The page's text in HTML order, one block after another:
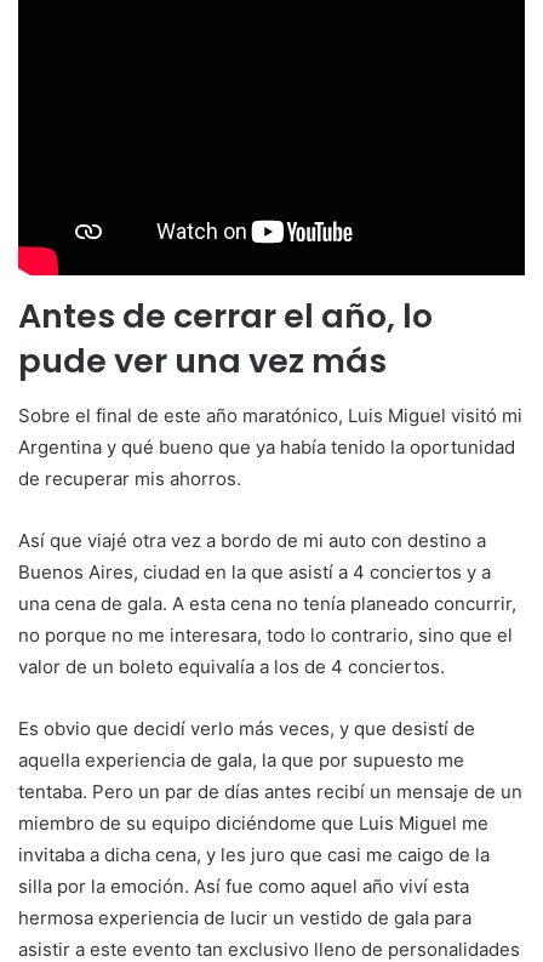
Antes de cerrar el año, lo
pude ver una vez más
Sobre el final de este año maratónico, Luis Miguel visitó mi
Argentina y qué bueno que ya había tenido la oportunidad
de recuperar mis ahorros.
Así que viajé otra vez a bordo de mi auto con destino a
Buenos Aires, ciudad en la que asistí a 4 conciertos y a
una cena de gala. A esta cena no tenía planeado concurrir,
no porque no me interesara, todo lo contrario, sino que el
valor de un boleto equivalía a los de 4 conciertos.
Es obvio que decidí verlo más veces, y que desistí de
aquella experiencia de gala, la que por supuesto me
tentaba. Pero un par de días antes recibí un mensaje de un
miembro de su equipo diciéndome que Luis Miguel me
invitaba a dicha cena, y les juro que casi me caigo de la
silla por la emoción. Así fue como aquel año viví esta
hermosa experiencia de lucir un vestido de gala para
asistir a este evento tan exclusivo lleno de personalidades